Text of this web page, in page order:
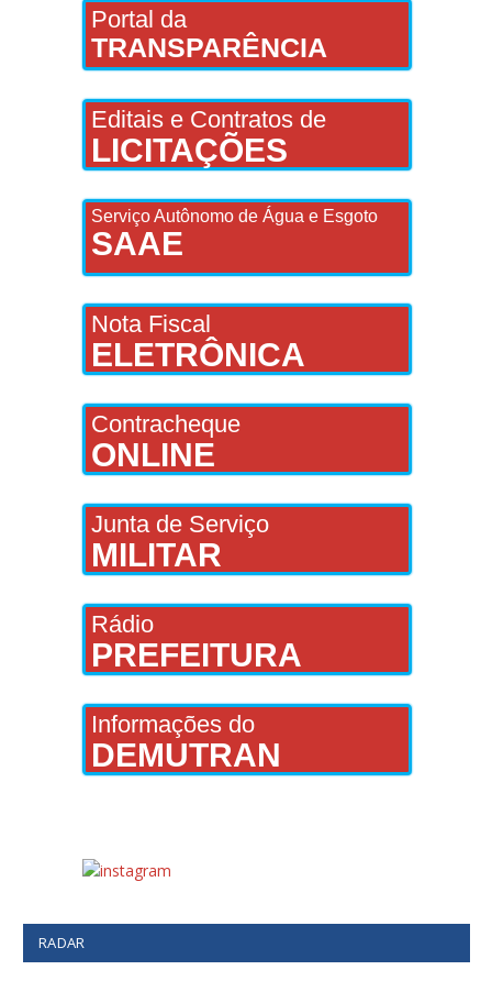
Portal da
TRANSPARÊNCIA
Editais e Contratos de
LICITAÇÕES
Serviço Autônomo de Água e Esgoto
SAAE
Nota Fiscal
ELETRÔNICA
Contracheque
ONLINE
Junta de Serviço
MILITAR
Rádio
PREFEITURA
Informações do
DEMUTRAN
RADAR